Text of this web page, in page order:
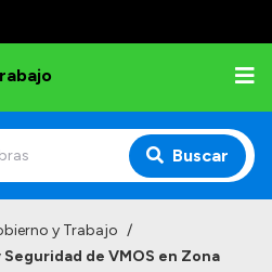
Buscar
y Trabajo /
de VMOS en Zona